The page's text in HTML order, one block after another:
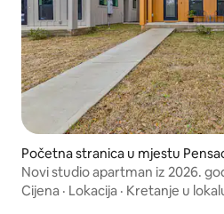
Početna stranica u mjestu
Novi studio apartman iz 2026.
Pensakole i plaže
Cijena · Lokacija · Kretanje u